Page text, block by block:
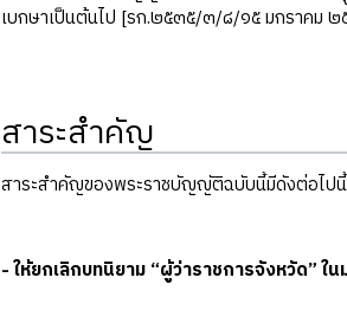
เบกษาเป็นต้นไป [รก.๒๕๓๕/๓/๘/๑๕ มกราคม
สาระสำคัญ
สาระสำคัญของพระราชบัญญัติฉบับนี้มีดังต่อไปนี้
- ให้ยกเลิกบทนิยาม “ผู้ว่าราชการจังหวัด